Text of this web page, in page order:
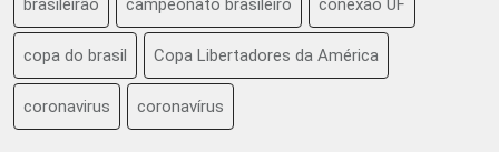
brasileirão campeonato brasileiro conexão UF
copa do brasil Copa Libertadores da América
coronavirus coronavírus